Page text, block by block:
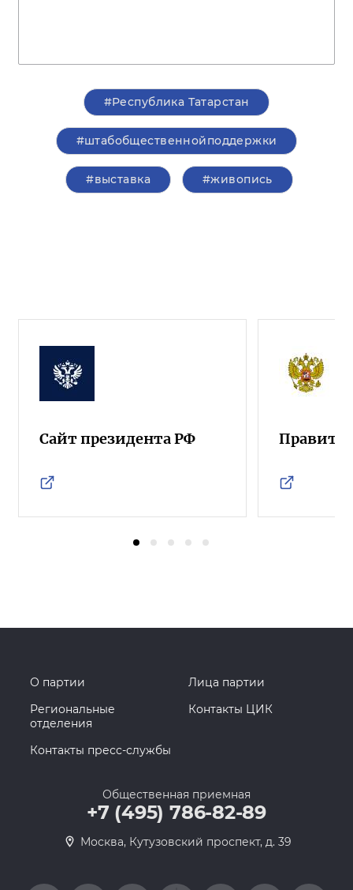
#Республика Татарстан
#штабобщественнойподдержки
#выставка #живопись
Сайт президента РФ
О партии
Лица партии
Региональные
отделения
Контакты ЦИК
Контакты пресс-службы
Общественная приемная
+7 (495) 786-82-89
Москва, Кутузовский проспект, д. 39